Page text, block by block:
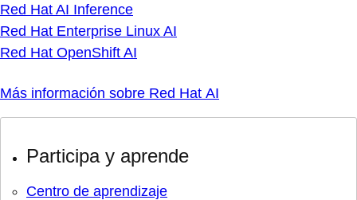
Red Hat AI Inference
Red Hat Enterprise Linux AI
Red Hat OpenShift AI
Más información sobre Red Hat AI
Participa y aprende
Centro de aprendizaje